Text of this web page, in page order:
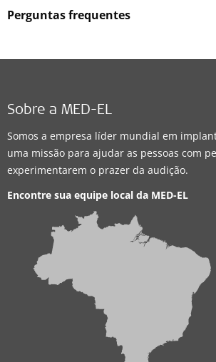
Perguntas frequentes
Sobre a MED-EL
Somos a empresa líder mundial em
uma missão para ajudar as pessoas com
experimentarem o prazer da audição.
Encontre sua equipe local da MED-EL